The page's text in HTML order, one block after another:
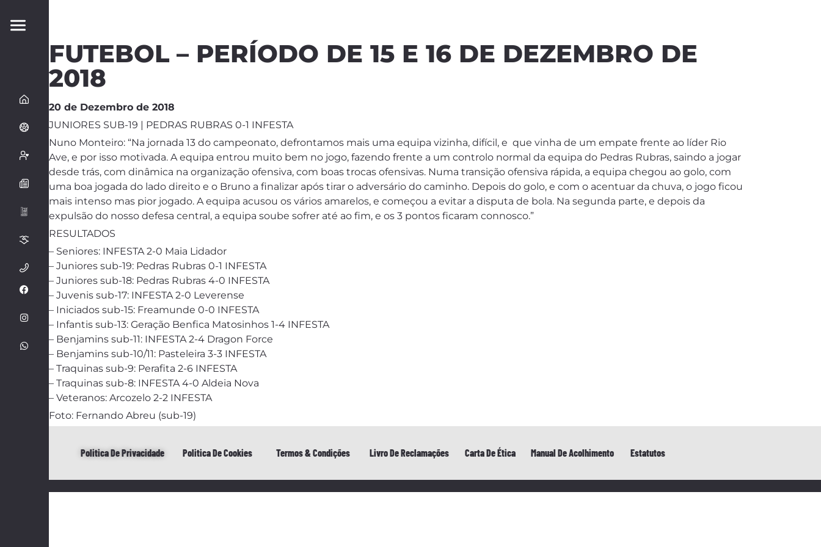
FUTEBOL – PERÍODO DE 15 E 16 DE DEZEMBRO DE
2018
20 de Dezembro de 2018
JUNIORES SUB-19 | PEDRAS RUBRAS 0-1 INFESTA
Nuno Monteiro: “Na jornada 13 do campeonato, defrontamos mais uma equipa vizinha, difícil, e que vinha de um empate frente ao líder Rio
Ave, e por isso motivada. A equipa entrou muito bem no jogo, fazendo frente a um controlo normal da equipa do Pedras Rubras, saindo a jogar
desde trás, com dinâmica na organização ofensiva, com boas trocas ofensivas. Numa transição ofensiva rápida, a equipa chegou ao golo, com
uma boa jogada do lado direito e o Bruno a finalizar após tirar o adversário do caminho. Depois do golo, e com o acentuar da chuva, o jogo ficou
mais intenso mas pior jogado. A equipa acusou os vários amarelos, e começou a evitar a disputa de bola. Na segunda parte, e depois da
expulsão do nosso defesa central, a equipa soube sofrer até ao fim, e os 3 pontos ficaram connosco.”
RESULTADOS
– Seniores: INFESTA 2-0 Maia Lidador
– Juniores sub-19: Pedras Rubras 0-1 INFESTA
– Juniores sub-18: Pedras Rubras 4-0 INFESTA
– Juvenis sub-17: INFESTA 2-0 Leverense
– Iniciados sub-15: Freamunde 0-0 INFESTA
– Infantis sub-13: Geração Benfica Matosinhos 1-4 INFESTA
– Benjamins sub-11: INFESTA 2-4 Dragon Force
– Benjamins sub-10/11: Pasteleira 3-3 INFESTA
– Traquinas sub-9: Perafita 2-6 INFESTA
– Traquinas sub-8: INFESTA 4-0 Aldeia Nova
– Veteranos: Arcozelo 2-2 INFESTA
Foto: Fernando Abreu (sub-19)
Politica De Privacidade Politica De Cookies Termos & Condições Livro De Reclamações Carta De Ética Manual De Acolhimento Estatutos